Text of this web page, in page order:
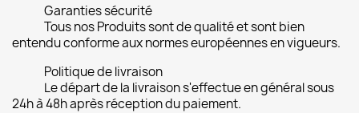
Garanties sécurité
Tous nos Produits sont de qualité et sont bien
entendu conforme aux normes européennes en vigueurs.
Politique de livraison
Le départ de la livraison s'effectue en général sous
24h à 48h après réception du paiement.